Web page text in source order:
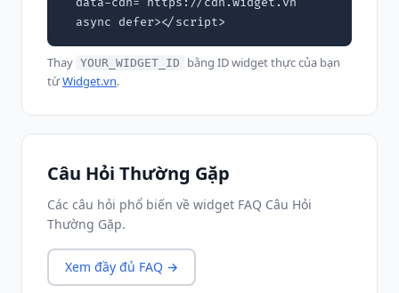
  async defer></script>
Thay YOUR_WIDGET_ID
bằng ID widget thực của bạn
từWidget.vn.
Câu Hỏi Thường Gặp
Các câu hỏi phổ biến về widget FAQ Câu Hỏi
Thường Gặp.
Xem đầy đủ FAQ →